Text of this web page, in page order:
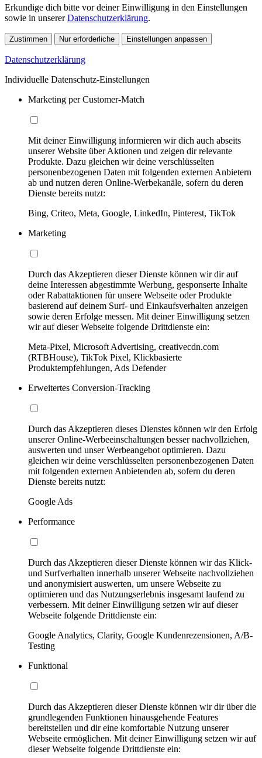
Erkundige dich bitte vor deiner Einwilligung in den Einstellungen
sowie in unsererDatenschutzerklärung.
Zustimmen Nur erforderliche Einstellungen anpassen
Datenschutzerklärung
Individuelle Datenschutz-Einstellungen
Marketing per Customer-Match
Mit deiner Einwilligung informieren wir dich auch abseits
unserer Website über Aktionen und zeigen dir relevante
Produkte. Dazu gleichen wir deine verschlüsselten
personenbezogenen Daten mit folgenden externen Anbietern
ab und nutzen deren Online-Werbekanäle, sofern du deren
Dienste bereits nutzt:
Bing, Criteo, Meta, Google, LinkedIn, Pinterest, TikTok
Marketing
Durch das Akzeptieren dieser Dienste können wir dir auf
deine Interessen abgestimmte Werbung, gesponserte Inhalte
oder Rabattaktionen für unsere Webseite oder Produkte
basierend auf deinem Surf- und Einkaufsverhalten anzeigen
sowie deren Erfolge messen. Mit deiner Einwilligung setzen
wir auf dieser Webseite folgende Drittdienste ein:
Meta-Pixel, Microsoft Advertising, creativecdn.com
(RTBHouse), TikTok Pixel, Klickbasierte
Produktempfehlungen, Ads Defender
Erweitertes Conversion-Tracking
Durch das Akzeptieren dieses Dienstes können wir den Erfolg
unserer Online-Werbeeinschaltungen besser nachvollziehen,
auswerten und unser Werbeangebot optimieren. Dazu
gleichen wir deine verschlüsselten personenbezogenen Daten
mit folgenden externen Anbietenden ab, sofern du deren
Dienste bereits nutzt:
Google Ads
Performance
Durch das Akzeptieren dieser Dienste können wir das Klick-
und Surfverhalten innerhalb unserer Webseite nachvollziehen
und anonymisiert auswerten, um unsere Webseite zu
optimieren und das Nutzungserlebnis insgesamt laufend zu
verbessern. Mit deiner Einwilligung setzen wir auf dieser
Webseite folgende Drittdienste ein:
Google Analytics, Clarity, Google Kundenrezensionen, A/B-
Testing
Funktional
Durch das Akzeptieren dieser Dienste können wir dir über die
grundlegenden Funktionen hinausgehende Features
bereitstellen und dir eine komfortable Nutzung unserer
Webseite ermöglichen. Mit deiner Einwilligung setzen wir auf
dieser Webseite folgende Drittdienste ein: